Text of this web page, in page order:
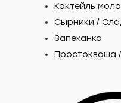
Коктейль
Сырники /
Запеканка
Простокваша